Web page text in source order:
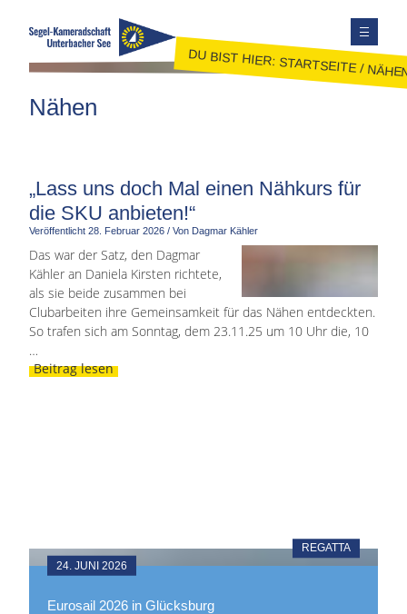
JOLLENSEGELN
FAHRTENSEGELN
MITGLIEDER
KONTAKT
SEITE DURCHSUCHEN
FACEBOOK
DU BIST HIER:STARTSEITE/
Nähen
„Lass uns doch Mal einen Nähkurs für
die SKU anbieten!“
Veröffentlicht 28. Februar 2026 / Von Dagmar Kähler
Das war der Satz, den Dagmar
Kähler an Daniela Kirsten richtete,
als sie beide zusammen bei
Clubarbeiten ihre Gemeinsamkeit für das Nähen entdeckten.
So trafen sich am Sonntag, dem 23.11.25 um 10 Uhr die, 10
…
Beitrag lesen
REGATTA
24. JUNI 2026
Eurosail 2026 in Glücksburg